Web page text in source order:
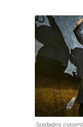
Soldados